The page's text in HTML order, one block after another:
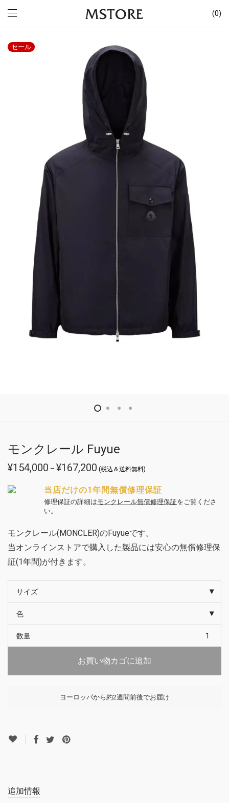
0
セール
モンクレール Fuyue
¥154,000 – ¥167,200 価
格
¥154,000
–
¥167,200
(税込＆送料無料)
当店だけの1年間無償修理保証
修理保証の詳細はモンクレール無償修理保証をご覧くださ
い。
モンクレール(MONCLER)のFuyueです。
当オンラインストアで購入した製品には安心の無償修理保
証(1年間)が付きます。
サイズ
色
数量
お買い物カゴに追加
ヨーロッパから約2週間前後でお届け
追加情報